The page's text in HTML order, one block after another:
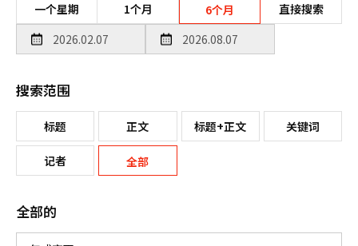
一个星期 1个月 6个月 直接搜索
搜索范围
标题 正文 标题+正文 关键词
记者 全部
全部的